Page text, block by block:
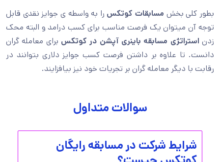
بطور کلی بخش مسابقات کوتکس را به واسطه ی جوایز نقدی قابل
توجه آن میتوان یک فرصت مناسب برای کسب درامد و البته محک
زدن استراتژی مسابقه باینری آپشن در کوتکس برای معامله گران
دانست. تا علاوه بر داشتن فرصت کسب جوایز دلاری بتوانند در
رقابت با دیگر معامله گران بر تجریات خود نیز بیافزایند.
سوالات متداول
شرایط شرکت در مسابقه رایگان